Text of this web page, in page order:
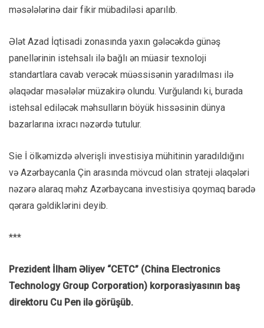
məsələlərinə dair fikir mübadiləsi aparılıb.
Ələt Azad İqtisadi zonasında yaxın gələcəkdə günəş
panellərinin istehsalı ilə bağlı ən müasir texnoloji
standartlara cavab verəcək müəssisənin yaradılması ilə
əlaqədar məsələlər müzakirə olundu. Vurğulandı ki, burada
istehsal ediləcək məhsulların böyük hissəsinin dünya
bazarlarına ixracı nəzərdə tutulur.
Sie İ ölkəmizdə əlverişli investisiya mühitinin yaradıldığını
və Azərbaycanla Çin arasında mövcud olan strateji əlaqələri
nəzərə alaraq məhz Azərbaycana investisiya qoymaq barədə
qərara gəldiklərini deyib.
***
Prezident İlham Əliyev “CETC” (China Electronics
Technology Group Corporation) korporasiyasının baş
direktoru Cu Pen ilə görüşüb.